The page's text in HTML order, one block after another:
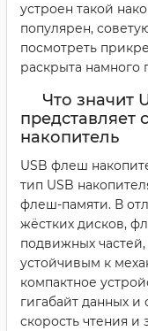
устроен такой
популярен,
посмотреть
раскрыта намного
Что значит
представляет
накопитель
USB флеш
тип USB
флеш-памяти. В
жёстких дисков,
подвижных
устойчивым к
компактное
гигабайт данных и
скорость чтения и